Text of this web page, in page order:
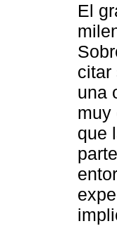
El
citar
una
muy
que